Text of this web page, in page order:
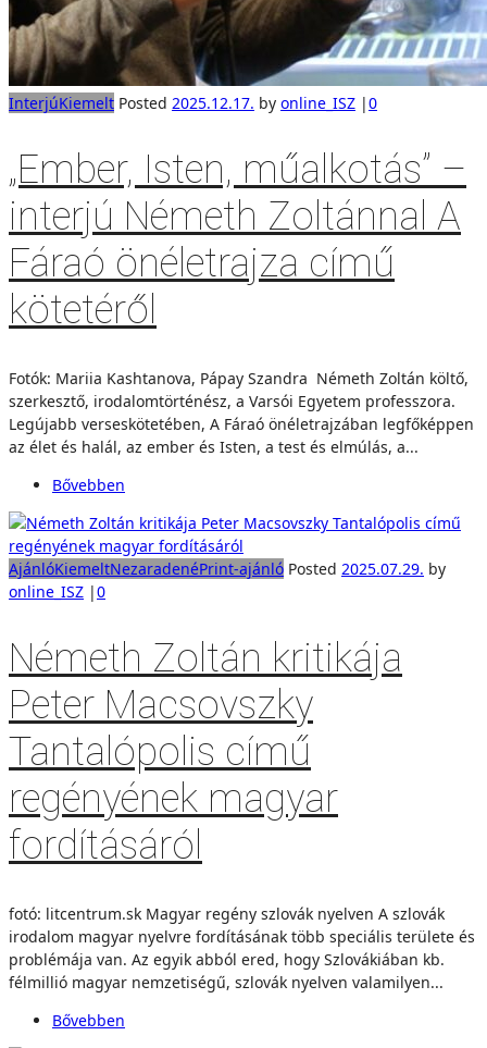
InterjúKiemelt Posted 2025.12.17. by online_ISZ |0
„Ember, Isten, műalkotás” –
interjú Németh Zoltánnal A
Fáraó önéletrajza című
kötetéről
Fotók: Mariia Kashtanova, Pápay Szandra Németh Zoltán költő,
szerkesztő, irodalomtörténész, a Varsói Egyetem professzora.
Legújabb verseskötetében, A Fáraó önéletrajzában legfőképpen
az élet és halál, az ember és Isten, a test és elmúlás, a...
Bővebben
AjánlóKiemeltNezaradenéPrint-ajánló Posted 2025.07.29. by
online_ISZ |0
Németh Zoltán kritikája
Peter Macsovszky
Tantalópolis című
regényének magyar
fordításáról
fotó: litcentrum.sk Magyar regény szlovák nyelven A szlovák
irodalom magyar nyelvre fordításának több speciális területe és
problémája van. Az egyik abból ered, hogy Szlovákiában kb.
félmillió magyar nemzetiségű, szlovák nyelven valamilyen...
Bővebben